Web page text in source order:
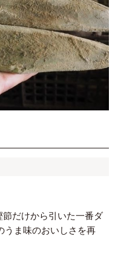
節だけから引いた一番ダ
うま味のおいしさを再